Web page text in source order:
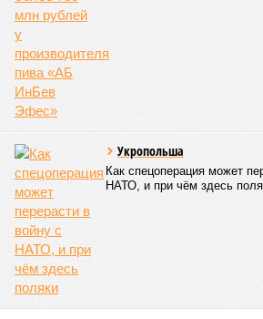
Укропольша
Как спецоперация может
НАТО, и при чём здесь